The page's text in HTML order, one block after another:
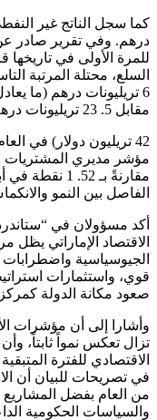
درهم. وفي تقرير صادر عن
للمرة الأولى في تاريخها
السلع، محتلة المرتبة
مقابل 5. 23 تريليونات درهم (1.
الفاصل بين النمو
أكد مسؤولان في
الجيوسياسية
قوي، واستثمارات
صعود مكانة الدولة
وأشارا إلى أن مؤشرات
تزال تعكس نمواً ثابتاً،
الاقتصادي للفترة
في تصريحات للبيان أن
من العام بفضل المشاريع
والسياسات الحكومية